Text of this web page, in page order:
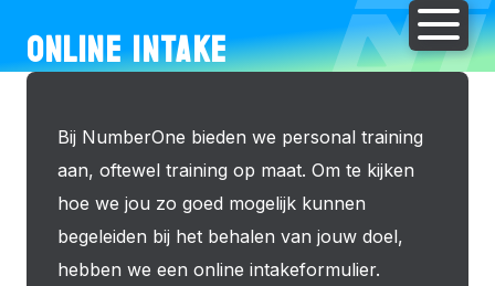
ONLINE INTAKE
Bij NumberOne bieden we personal training
aan, oftewel training op maat. Om te kijken
hoe we jou zo goed mogelijk kunnen
begeleiden bij het behalen van jouw doel,
hebben we een online intakeformulier.